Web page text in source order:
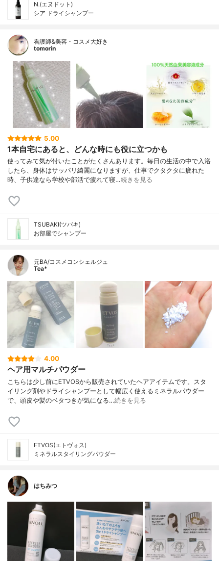
N.(エヌドット)
シア ドライシャンプー
看護師&美容・コスメ大好き
tomorin
5.00
1本自宅にあると、どんな時にも役に立つかも
使ってみて気が付いたことがたくさんあります。毎日の生活の中で入浴
したら、身体はサッパリ綺麗になりますが、仕事でクタクタに疲れた
時、子供達なら学校や部活で疲れて寝…続きを見る
TSUBAKI(ツバキ)
お部屋でシャンプー
元BA/コスメコンシェルジュ
Tea*
4.00
ヘア用マルチパウダー
こちらは少し前にETVOSから販売されていたヘアアイテムです。スタ
イリング剤やドライシャンプーとして幅広く使えるミネラルパウダー
で、頭皮や髪のベタつきが気になる…続きを見る
ETVOS(エトヴォス)
ミネラルスタイリングパウダー
はちみつ